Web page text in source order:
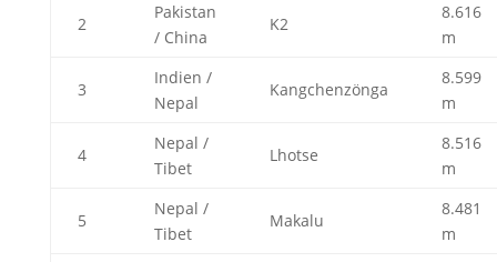
2
Pakistan
/ China
K2
8.616
m
3
Indien /
Nepal
Kangchenzönga
8.599
m
4
Nepal /
Tibet
Lhotse
8.516
m
5
Nepal /
Tibet
Makalu
8.481
m